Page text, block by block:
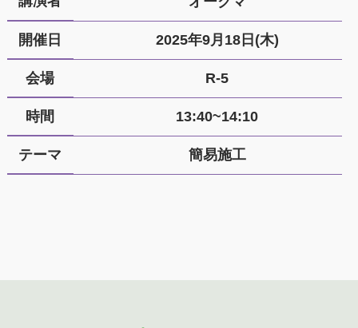
開催日 2025年9月18日(木)
会場 R-5
時間 13:40~14:10
テーマ 簡易施工